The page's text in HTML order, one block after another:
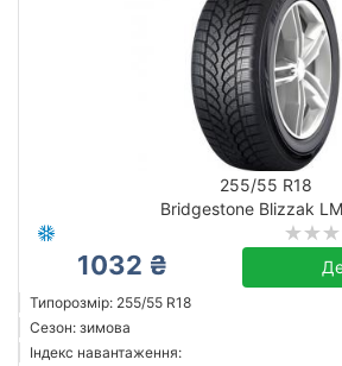
255/55 R18
Bridgestone Blizzak
1032 ₴
Типорозмір: 255/55 R18
Сезон: зимова
Індекс навантаження: